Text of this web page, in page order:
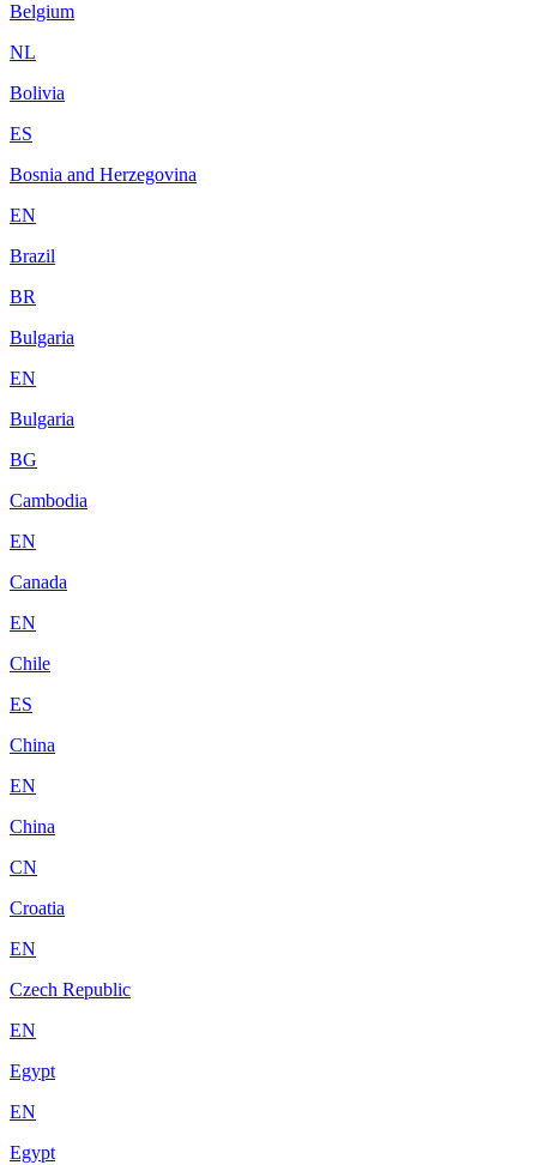
Belgium
NL
Bolivia
ES
Bosnia and Herzegovina
EN
Brazil
BR
Bulgaria
EN
Bulgaria
BG
Cambodia
EN
Canada
EN
Chile
ES
China
EN
China
CN
Croatia
EN
Czech Republic
EN
Egypt
EN
Egypt